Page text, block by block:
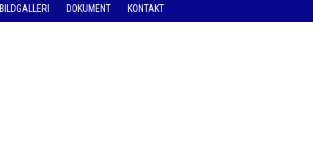
BILDGALLERI DOKUMENT KONTAKT